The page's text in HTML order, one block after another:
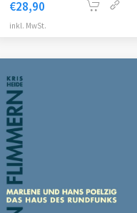
€28,90
inkl. MwSt.